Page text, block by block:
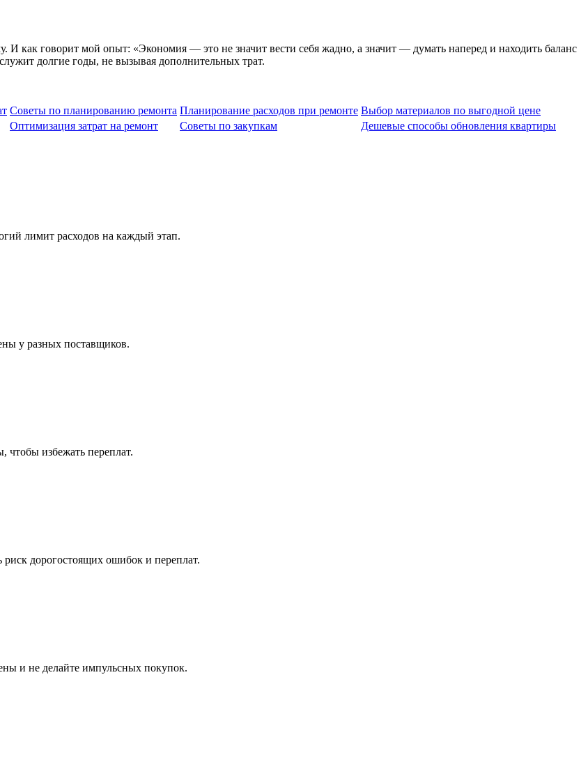
И как говорит мой опыт: «Экономия — это не значит вести себя жадно, а значит — думать наперед и находить баланс
долгие годы, не вызывая дополнительных трат.
Советы по планированию ремонта Планирование расходов при ремонте Выбор материалов по выгодной цене
Оптимизация затрат на ремонт Советы по закупкам Дешевые способы обновления квартиры
лимит расходов на каждый этап.
у разных поставщиков.
чтобы избежать переплат.
дорогостоящих ошибок и переплат.
и не делайте импульсных покупок.